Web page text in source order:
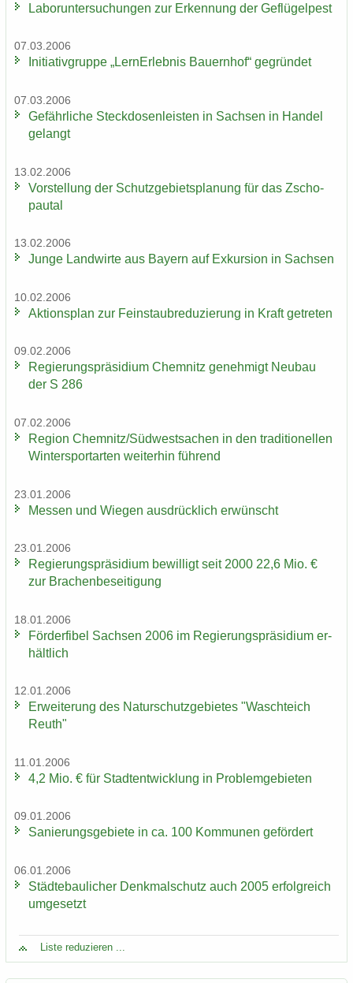
La­bor­un­ter­su­chun­gen zur Er­ken­nung der Ge­flü­gel­pest
07.03.2006
In­itia­tiv­grup­pe „Lern­Erleb­nis Bau­ern­hof“ ge­grün­det
07.03.2006
Ge­fähr­li­che Steck­do­sen­leis­ten in Sach­sen in Han­del
ge­langt
13.02.2006
Vor­stel­lung der Schutz­ge­biets­pla­nung für das Zscho­
pau­tal
13.02.2006
Junge Land­wir­te aus Bay­ern auf Ex­kur­si­on in Sach­sen
10.02.2006
Ak­ti­ons­plan zur Fein­staub­re­du­zie­rung in Kraft ge­tre­ten
09.02.2006
Re­gie­rungs­prä­si­di­um Chem­nitz ge­neh­migt Neu­bau
der S 286
07.02.2006
Re­gi­on Chem­nitz/Süd­west­sa­chen in den tra­di­tio­nel­len
Win­ter­sport­ar­ten wei­ter­hin füh­rend
23.01.2006
Mes­sen und Wie­gen aus­drück­lich er­wünscht
23.01.2006
Re­gie­rungs­prä­si­di­um be­wil­ligt seit 2000 22,6 Mio. €
zur Bra­chen­be­sei­ti­gung
18.01.2006
För­der­fi­bel Sach­sen 2006 im Re­gie­rungs­prä­si­di­um er­
hält­lich
12.01.2006
Er­wei­te­rung des Na­tur­schutz­ge­bie­tes "Wasch­teich
Reuth"
11.01.2006
4,2 Mio. € für Stadt­ent­wick­lung in Pro­blem­ge­bie­ten
09.01.2006
Sa­nie­rungs­ge­bie­te in ca. 100 Kom­mu­nen ge­för­dert
06.01.2006
Städ­te­bau­li­cher Denk­mal­schutz auch 2005 er­folg­reich
um­ge­setzt
Liste re­du­zie­ren ...